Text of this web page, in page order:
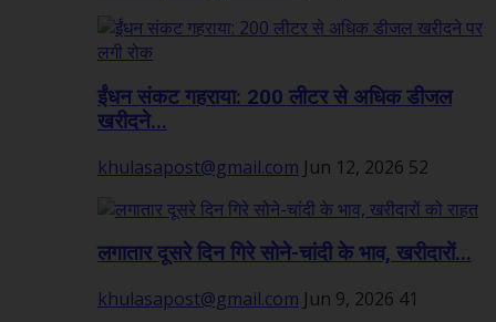
ईंधन संकट गहराया: 200 लीटर से अधिक डीजल
खरीदने...
khulasapost@gmail.com Jun 12, 2026 52
लगातार दूसरे दिन गिरे सोने-चांदी के भाव, खरीदारों...
khulasapost@gmail.com Jun 9, 2026 41